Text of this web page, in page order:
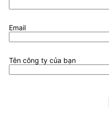
Email
Tên công ty của bạn